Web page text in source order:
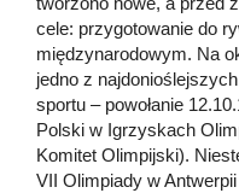
cele: przygotowanie do
międzynarodowym. Na
jedno z
sportu – powołanie
Polski w Igrzyskach
Komitet Olimpijski).
VII Olimpiady w